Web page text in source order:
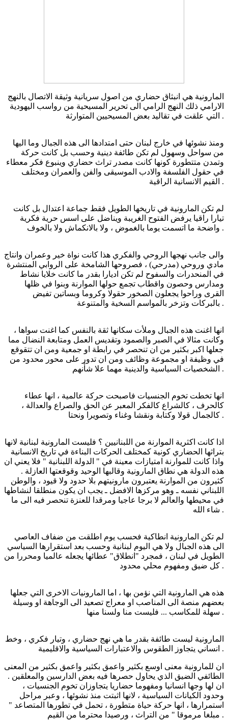
المارونية هي انبثاق حضاري من اصول سريانية وثيقة الاتصال بالنهج
الارامي ذلك النهج الرامي الى تحرير المسيحية من رواسب اليهودية
التي علقت في تقاليد بعض المسيحيين المتوارثة .
ومنذ نشوئها في خارج لبنان حتى امتدادها الى هذه الجبال وما اليها
من سواحل وسهول لم تكن طائفة دينية وحسب بل كانت حركة
وتمدن متتطورة كونها كانت مصدر تراث حضاري وينبوع فكر معطاء
في حقول الفلسفة والادب الموسيقى والفن والعمران ومختلف
القيم الانسانية الراقية .
لم تكن المارونية في تاريخها الطويل فقط جماعة اعتدال بل كانت
تيارا راقيا يرفض الفتوح الغريبة ويناضل على اسس حرية فكرية
واضحة ما اتسمت يوما بالغموض ، ولا بالانكماش ولا بالخوف .
والى جانب نهجها الروحي والفكري هذا كانت نواة خير وعمران وانتاج
مادي وروحي (مدرحي) ، فصروحها الشامخة على الروابي المنتشرة
في المنحدرات والسفوح لم تكن اديارا بقدر ما كانت خلايا نشاط
ومدارس وحصون واقطاب تجمع حولها الموارنة وبنوا في ظلها
القرى وراحوا يجعلون الصخور حقولا وكروما وبساتين تفيض
بالبركات وتزخر بالمواسم السخية والمتنوعة .
انها اغنت هذه الجبال وملأت سكانها ثقة بالنفس كما اغنت سواها ،
وكانت مثالا في الصبر والصمود وتقديس العمل ومتابعة النضال مما
جعلها اكبر بكثير من ان تنحصر في رابطة او جمعية ومن ان تتقوقع
في وظيفة او مجموعة وظائف ومن ان تدور على محور محدود من
الشخصيات السياسية والدينية مهما علا شأنهم .
انها تخطت تخوم الجنسيات فاصبحت حركة عالمية ، انها عطاء
كالحرف ، كالشراع كالفكر المعبر عن الحق والصراع والعدالة ،
كالجمال قولا وكتابة ونقشا وغناء وتصويرا ونحتا .
اذا كانت اكثرية الموارنة من اللبنانيين ؟ فليست المارونية لبنانية لانها
بتراثها الحضاري كونية كمختلف الحركات البناءة في تاريخ الانسانية
واذا كانت للموارنة امتيازات معينة في " الدولة اللبنانية " فلا يعني ان
هذه الدولة هي نطاق المارونية وقالبها الوحيد وقوقعتها العازلة .
كثيرون من الموارنة يعتبرون مارونيتهم بلا حدود ولا قيود ، والوطن
اللبناني نفسه ـ وهو مركزها الافضل ـ يجب ان يكون منطلقا لنشاطها
في محيطها والعالم لا برجا عاجيا ومرقدا للعنزة تنحصر فيه الى ما
شاء الله .
لم تكن المارونية انطاكية فحسب يوم اطلقت من ضفاف العاصي
الى هذه الجبال ولا هي اليوم لبنانية وحسب بعد استقرارها السياسي
الطويل في لبنان ، فمجرد "انطلاق" عطائها يجعله عالميا ومحررا من
كل ضيق ومفهوم محلي محدود .
هذه هي المارونية التي نؤمن بها ، اما المارونيات الاخرى التي جعلها
بعضهم منصة الى المناصب او معراج تصعيد الى الوجاهة او وسيلة
سهلة للمكاسب ... فليست منا ولسنا منها .
المارونية ليست طائفة بقدر ما هي نهج حضاري ، وتيار فكري ، وخط
انساني يتجاوز الطقوس والاعتبارات السياسية والاقليمية .
ان للمارونية معنى اوسع بكثير واعمق بكثير واعمق بكثير من المعنى
الطائفي الضيق الذي يحاول حصرها فيه بعض الدارسين والمعلقين .
ان لها وجها انسانيا ومفهوما حضاريا يتجاوزان تخوم الجنسيات ،
وحدود الكيانات السياسية ، لانها اثبتت منذ نشوئها ، وعبر مراحل
استمرارها ، انها حركة حياة متطورة ، تحمل في تطورها المتصاعد "
مبلغا مرموقا " من التراث ، ورصيدا محترما من القيم .